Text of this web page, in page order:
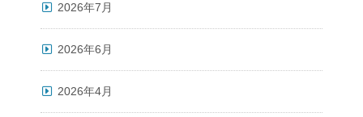
2026年7月
2026年6月
2026年4月